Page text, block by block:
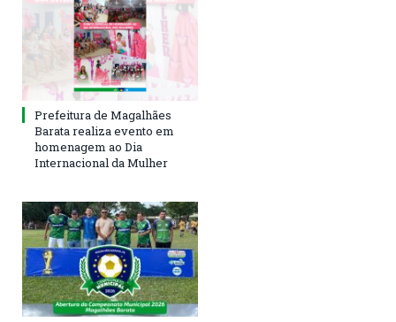
Prefeitura de Magalhães
Barata realiza evento em
homenagem ao Dia
Internacional da Mulher